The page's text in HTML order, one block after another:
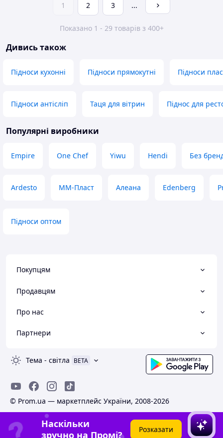
1 2 3 ...
Показано 1 - 29 товарів з 400+
Дивись також
Підноси кухонні Підноси прямокутні Підноси
Підноси антісліп Таця для вітрин Піднос для
Популярні виробники
Empire One Chef Yiwu Hendi Без
Ardesto ММ-Пласт Алеана Edenberg
Підноси оптом
Покупцям
Продавцям
Про нас
Партнери
Тема - світла BETA
© Prom.ua — маркетплейс України, 2008-2026
Наскільки
зручно на Промі?
Розказати